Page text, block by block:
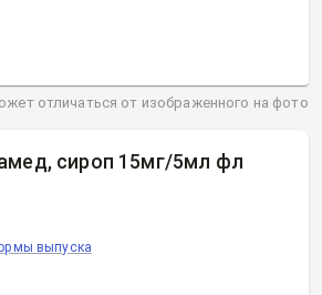
сироп 15мг/5мл фл
выпуска
отличаться от изображенного на фото